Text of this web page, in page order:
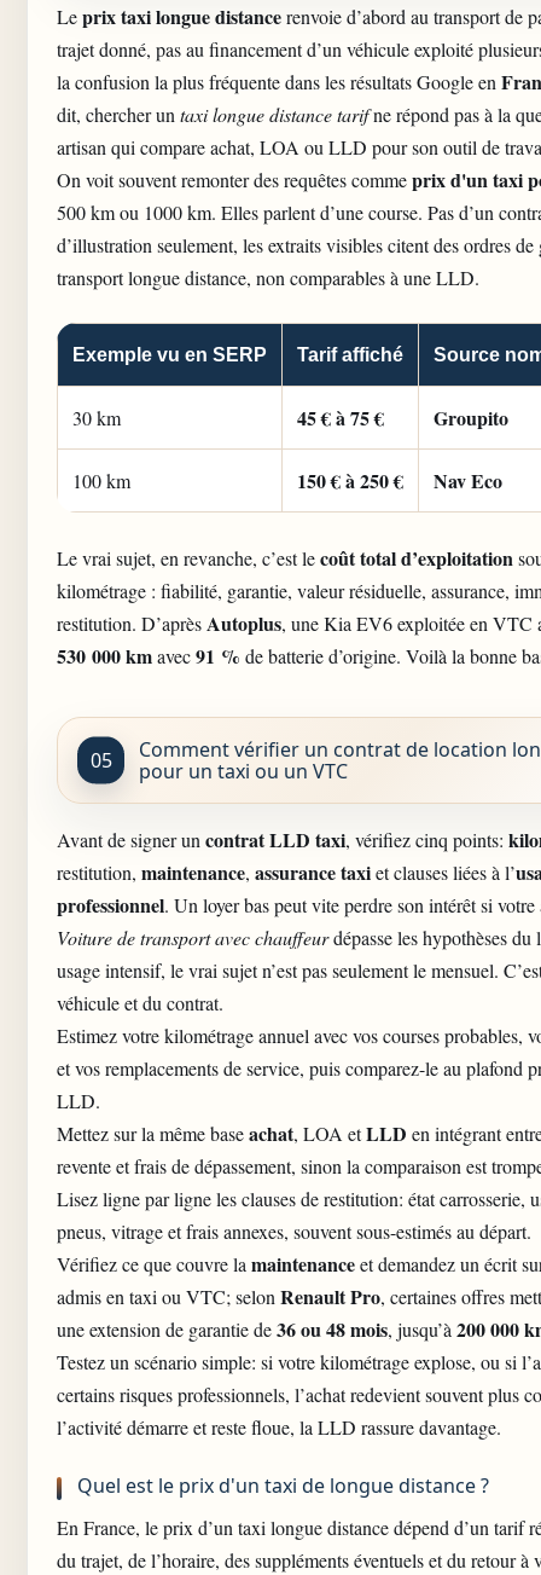
Leprix taxi longue distancerenvoie d’abord au transport de
trajet donné, pas au financement d’un véhicule exploité
la confusion la plus fréquente dans les résultats Google en
dit, chercher un taxi longue distance tarifne répond pas à la
artisan qui compare achat, LOA ou LLD pour son outil de
On voit souvent remonter des requêtes commeprix d'un taxi
500 km ou 1000 km. Elles parlent d’une course. Pas d’un
d’illustration seulement, les extraits visibles citent des ordres de
transport longue distance, non comparables à une LLD.
Exemple vu en SERP Tarif affiché Source
30 km 45 € à 75 € Groupito
100 km 150 € à 250 € Nav Eco
Le vrai sujet, en revanche, c’est lecoût total d’exploitation
kilométrage : fiabilité, garantie, valeur résiduelle, assurance,
restitution. D’aprèsAutoplus, une Kia EV6 exploitée en VTC
530 000 kmavec91 % de batterie d’origine. Voilà la bonne
Comment vérifier un contrat de location
pour un taxi ou un VTC
Avant de signer un contrat LLD taxi, vérifiez cinq points:
restitution, maintenance, assurance taxiet clauses liées à l’
professionnel. Un loyer bas peut vite perdre son intérêt si
Voiture de transport avec chauffeurdépasse les hypothèses du
usage intensif, le vrai sujet n’est pas seulement le mensuel.
véhicule et du contrat.
Estimez votrekilométrage annuel avec vos courses probables,
et vos remplacements de service, puis comparez-le au plafond
LLD.
Mettez sur la même baseachat, LOA etLLD en intégrant
revente et frais de dépassement, sinon la comparaison est
Lisez ligne par ligne les clauses de restitution: état carrosserie,
pneus, vitrage et frais annexes, souvent sous-estimés au départ.
Vérifiez ce que couvre la maintenanceet demandez un écrit
admis en taxi ou VTC; selon Renault Pro, certaines offres
une extension de garantie de36 ou 48 mois, jusqu’à 200 000
Testez un scénario simple: si votre kilométrage explose, ou si
certains risques professionnels, l’achat redevient souvent plus
l’activité démarre et reste floue, la LLD rassure davantage.
Quel est le prix d'un taxi de longue distance ?
En France, le prix d’un taxi longue distance dépend d’un tarif
du trajet, de l’horaire, des suppléments éventuels et du retour à